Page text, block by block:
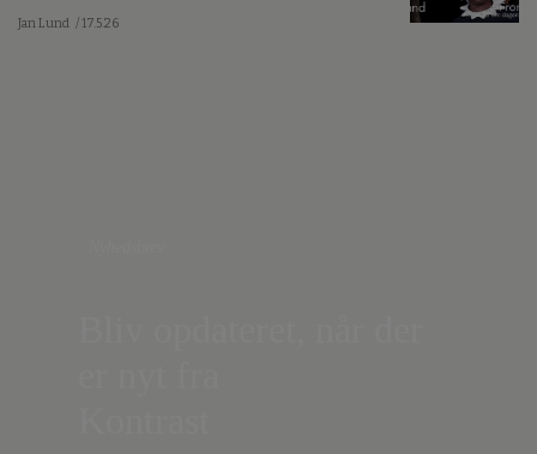
Jan Lund / 17.5.26